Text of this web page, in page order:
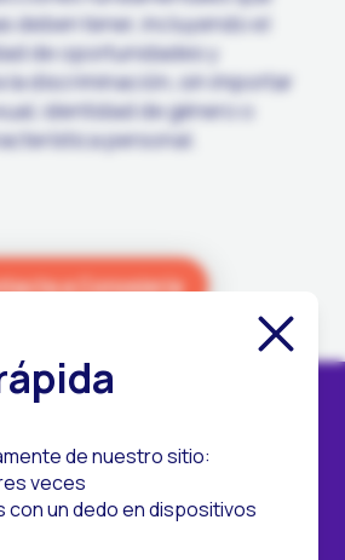
Cerrar
de nuestro sitio:
veces
con un dedo en dispositivos
deben tener, incluyendo el
de oportunidades y
discriminación, sin importar
identidad de género o
personal.
a Consejería